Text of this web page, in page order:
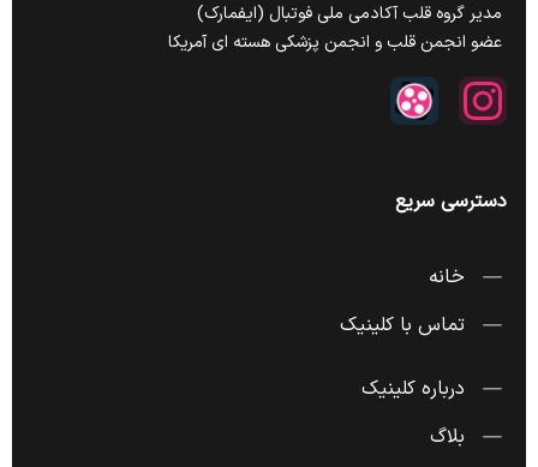
مدیر گروه قلب آکادمی ملی فوتبال (ایفمارک)
عضو انجمن قلب و انجمن پزشکی هسته ای آمریکا
دسترسی سریع
خانه
تماس با کلینیک
درباره کلینیک
بلاگ